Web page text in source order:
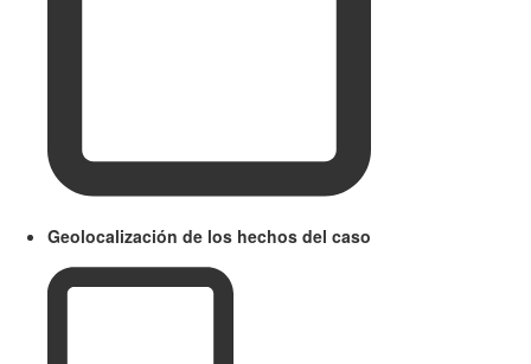
Geolocalización de los hechos del caso